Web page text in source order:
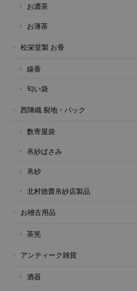
お濃茶
お薄茶
松栄堂製 お香
線香
匂い袋
西陣織 裂地・バック
数寄屋袋
帛紗ばさみ
帛紗
北村徳齋帛紗店製品
お稽古用品
茶筅
アンティーク雑貨
酒器